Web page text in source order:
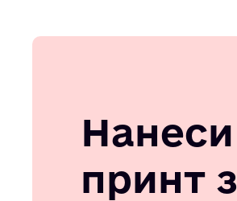
принт